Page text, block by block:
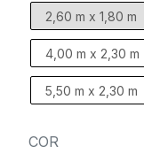
2,60 m x 1,80 m
4,00 m x 2,30 m
5,50 m x 2,30 m
COR